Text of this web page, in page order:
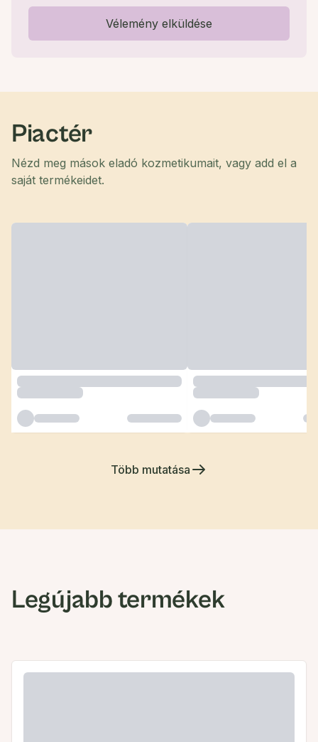
Vélemény elküldése
Piactér
Nézd meg mások eladó kozmetikumait, vagy add el a
saját termékeidet.
Több mutatása
Legújabb termékek